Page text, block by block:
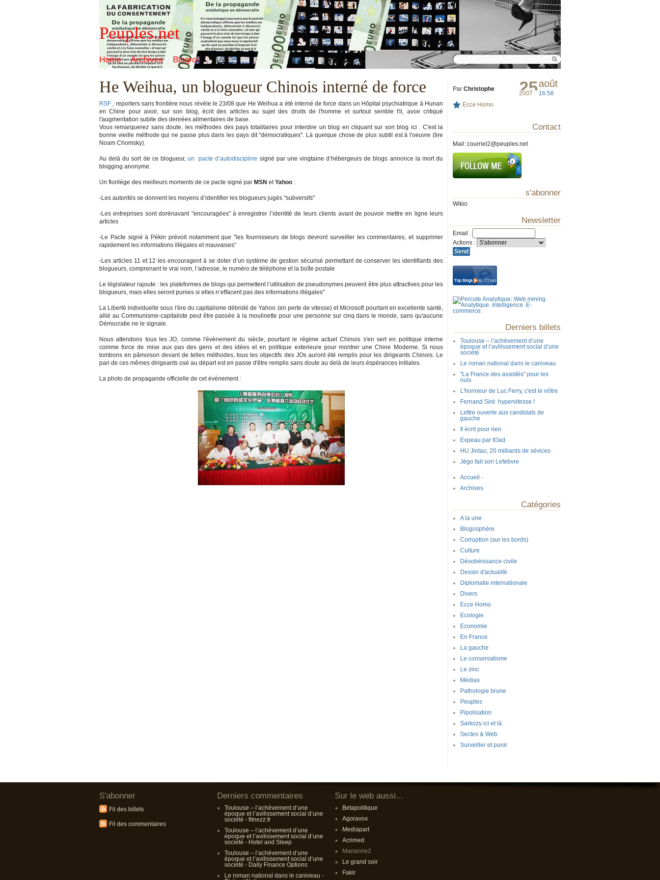
Peuples.net
Home Archives Blogroll
He Weihua, un blogueur Chinois interné de force 25août
2007 16:56
Par Christophe
Ecce Homo
RSF , reporters sans frontière nous révèle le 23/08 que He Weihua a été interné de force dans un Hôpital psychiatrique à Hunan
en Chine pour avoir, sur son blog, écrit des articles au sujet des droits de l'homme et surtout semble t'il, avoir critiqué
l'augmentation subite des denrées alimentaires de base.
Vous remarquerez sans doute, les méthodes des pays totalitaires pour interdire un blog en cliquant sur son blog ici . C'est la
bonne vieille méthode qui ne passe plus dans les pays dit "démocratiques". Là quelque chose de plus subtil est à l'oeuvre (lire
Noam Chomsky).
Au delà du sort de ce blogueur, un pacte d’autodiscipline signé par une vingtaine d’hébergeurs de blogs annonce la mort du
blogging anonyme.
Un florilège des meilleurs moments de ce pacte signé par MSN etYahoo :
-Les autorités se donnent les moyens d’identifier les blogueurs jugés "subversifs"
-Les entreprises sont dorénavant "encouragées" à enregistrer l’identité de leurs clients avant de pouvoir mettre en ligne leurs
articles
-Le Pacte signé à Pékin prévoit notamment que "les fournisseurs de blogs devront surveiller les commentaires, et supprimer
rapidement les informations illégales et mauvaises"
-Les articles 11 et 12 les encouragent à se doter d’un système de gestion sécurisé permettant de conserver les identifiants des
blogueurs, comprenant le vrai nom, l’adresse, le numéro de téléphone et la boîte postale
Le législateur rajoute : les plateformes de blogs qui permettent l’utilisation de pseudonymes peuvent être plus attractives pour les
blogueurs, mais elles seront punies si elles n’effacent pas des informations illégales"
La Liberté individuelle sous l'ère du capitalisme débridé de Yahoo (en perte de vitesse) et Microsoft pourtant en excellente santé,
allié au Communisme-capitaliste peut être passée à la moulinette pour une personne sur cinq dans le monde, sans qu'aucune
Démocratie ne le signale.
Nous attendons tous les JO, comme l'évènement du siècle, pourtant le régime actuel Chinois s'en sert en politique interne
comme force de mise aux pas des gens et des idées et en politique exterieure pour montrer une Chine Moderne. Si nous
tombons en pâmoison devant de telles méthodes, tous les objectifs des JOs auront été remplis pour les dirigeants Chinois. Le
pari de ces mêmes dirigeants osé au départ est en passe d'être remplis sans doute au delà de leurs éspérances initiales.
La photo de propagande officielle de cet événement :
Contact
Mail: courriel2@peuples.net
s'abonner
Wikio
Newsletter
Email :
Actions :
Derniers billets
Toulouse – l’achèvement d’une
époque et l’avilissement social d’une
société
Le roman national dans le caniveau
"La France des assistés" pour les
nuls
L'honneur de Luc Ferry, c'est le nôtre
Fernand Siré: hypervitesse !
Lettre ouverte aux candidats de
gauche
Il écrit pour rien
Expeau par tOad
HU Jintao, 20 milliards de sévices
Jégo fait son Lefebvre
Accueil -
Archives
Catégories
A la une
Blogosphère
Corruption (sur les bords)
Culture
Désobéissance civile
Dessin d'actualité
Diplomatie internationale
Divers
Ecce Homo
Ecologie
Economie
En France
La gauche
Le conservatisme
Le zinc
Médias
Pathologie brune
Peuples
Pipolisation
Sarkozy ici et là
Sectes & Web
Surveiller et punir
S'abonner
Fil des billets
Fil des commentaires
Derniers commentaires
Toulouse – l’achèvement d’une
époque et l’avilissement social d’une
société - fitnezz.fr
Toulouse – l’achèvement d’une
époque et l’avilissement social d’une
société - Hotel and Sleep
Toulouse – l’achèvement d’une
époque et l’avilissement social d’une
société - Daily Finance Options
Le roman national dans le caniveau -
Sur le web aussi...
Betapolitique
Agoravox
Mediapart
Acrimed
Marianne2
Le grand soir
Fakir